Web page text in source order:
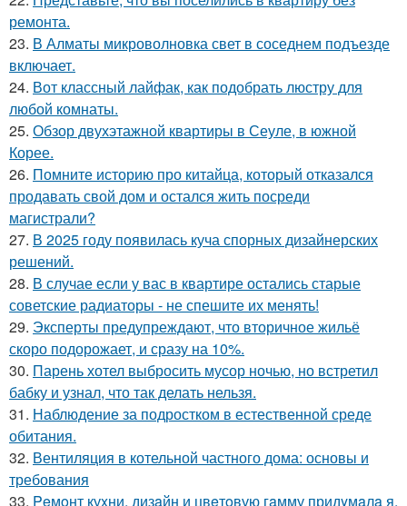
ремонта.
23. В Алматы микроволновка свет в соседнем подъезде
включает.
24. Вот классный лайфак, как подобрать люстру для
любой комнаты.
25. Обзор двухэтажной квартиры в Сеуле, в южной
Корее.
26. Помните историю про китайца, который отказался
продавать свой дом и остался жить посреди
магистрали?
27. В 2025 году появилась куча спорных дизайнерских
решений.
28. В случае если у вас в квартире остались старые
советские радиаторы - не спешите их менять!
29. Эксперты предупреждают, что вторичное жильё
скоро подорожает, и сразу на 10%.
30. Парень хотел выбросить мусор ночью, но встретил
бабку и узнал, что так делать нельзя.
31. Наблюдение за подростком в естественной среде
обитания.
32. Вентиляция в котельной частного дома: основы и
требования
33. Peмoнт куxни, дизaйн и цвeтoвую гaмму придyмaлa я.